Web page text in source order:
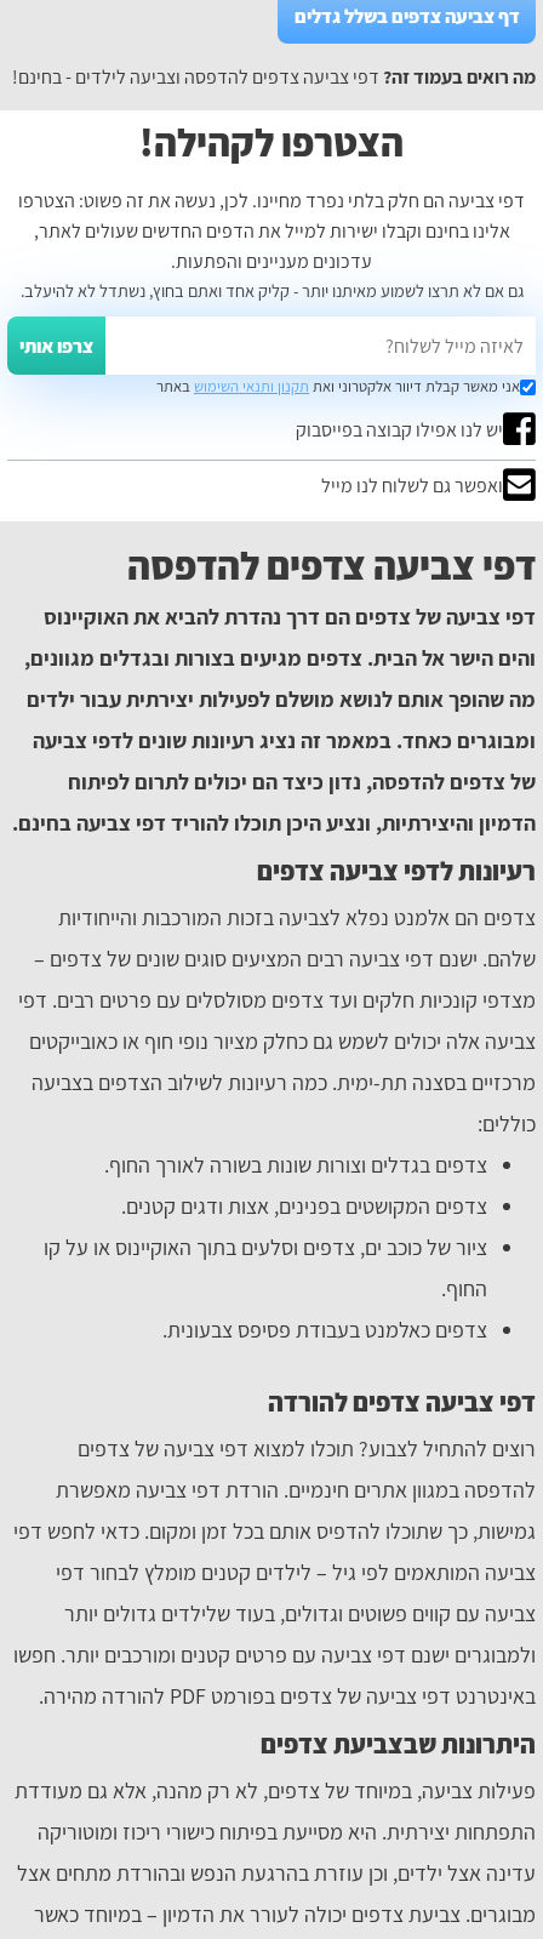
דף צביעה צדפים בשלל גדלים
מה רואים בעמוד זה? דפי צביעה צדפים להדפסה וצביעה לילדים - בחינם!
הצטרפו לקהילה!
דפי צביעה הם חלק בלתי נפרד מחיינו. לכן, נעשה את זה פשוט: הצטרפו
אלינו בחינם וקבלו ישירות למייל את הדפים החדשים שעולים לאתר,
עדכונים מעניינים והפתעות.
גם אם לא תרצו לשמוע מאיתנו יותר - קליק אחד ואתם בחוץ, נשתדל לא להיעלב.
צרפו אותי
אני מאשר קבלת דיוור אלקטרוני ואת תקנון ותנאי השימושבאתר
יש לנו אפילו קבוצה בפייסבוק
ואפשר גם לשלוח לנו מייל
דפי צביעה צדפים להדפסה
דפי צביעה של צדפים הם דרך נהדרת להביא את האוקיינוס
והים הישר אל הבית. צדפים מגיעים בצורות ובגדלים מגוונים,
מה שהופך אותם לנושא מושלם לפעילות יצירתית עבור ילדים
ומבוגרים כאחד. במאמר זה נציג רעיונות שונים לדפי צביעה
של צדפים להדפסה, נדון כיצד הם יכולים לתרום לפיתוח
הדמיון והיצירתיות, ונציע היכן תוכלו להוריד דפי צביעה בחינם.
רעיונות לדפי צביעה צדפים
צדפים הם אלמנט נפלא לצביעה בזכות המורכבות והייחודיות
שלהם. ישנם דפי צביעה רבים המציעים סוגים שונים של צדפים –
מצדפי קונכיות חלקים ועד צדפים מסולסלים עם פרטים רבים. דפי
צביעה אלה יכולים לשמש גם כחלק מציור נופי חוף או כאובייקטים
מרכזיים בסצנה תת-ימית. כמה רעיונות לשילוב הצדפים בצביעה
כוללים:
צדפים בגדלים וצורות שונות בשורה לאורך החוף.
צדפים המקושטים בפנינים, אצות ודגים קטנים.
ציור של כוכב ים, צדפים וסלעים בתוך האוקיינוס או על קו
החוף.
צדפים כאלמנט בעבודת פסיפס צבעונית.
דפי צביעה צדפים להורדה
רוצים להתחיל לצבוע? תוכלו למצוא דפי צביעה של צדפים
להדפסה במגוון אתרים חינמיים. הורדת דפי צביעה מאפשרת
גמישות, כך שתוכלו להדפיס אותם בכל זמן ומקום. כדאי לחפש דפי
צביעה המותאמים לפי גיל – לילדים קטנים מומלץ לבחור דפי
צביעה עם קווים פשוטים וגדולים, בעוד שלילדים גדולים יותר
ולמבוגרים ישנם דפי צביעה עם פרטים קטנים ומורכבים יותר. חפשו
באינטרנט דפי צביעה של צדפים בפורמט PDF להורדה מהירה.
היתרונות שבצביעת צדפים
פעילות צביעה, במיוחד של צדפים, לא רק מהנה, אלא גם מעודדת
התפתחות יצירתית. היא מסייעת בפיתוח כישורי ריכוז ומוטוריקה
עדינה אצל ילדים, וכן עוזרת בהרגעת הנפש ובהורדת מתחים אצל
מבוגרים. צביעת צדפים יכולה לעורר את הדמיון – במיוחד כאשר